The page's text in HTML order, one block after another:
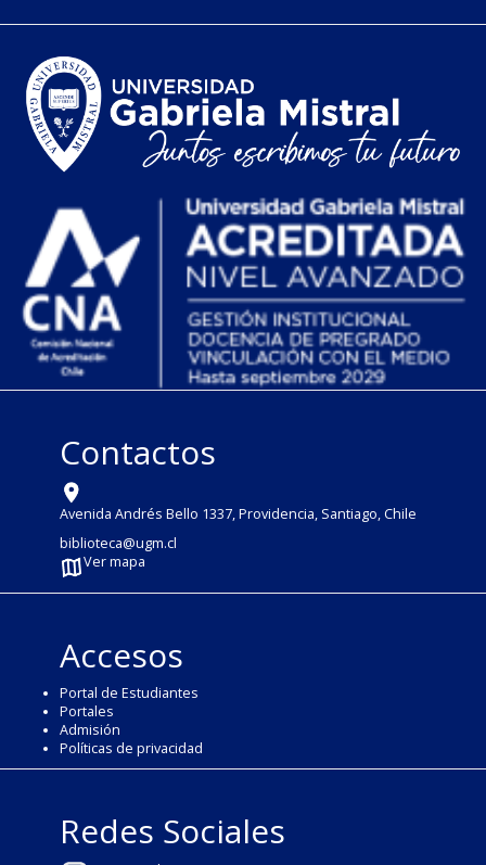
Contactos
Avenida Andrés Bello 1337, Providencia, Santiago, Chile
biblioteca@ugm.cl
Ver mapa
Accesos
Portal de Estudiantes
Portales
Admisión
Políticas de privacidad
Redes Sociales